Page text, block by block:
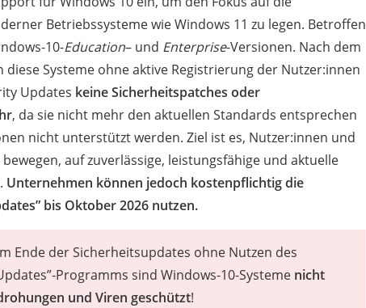
Betriebssysteme wie Windows 11 zu legen. Betroffen
10-Education– und Enterprise-Versionen. Nach dem
Systeme ohne aktive Registrierung der Nutzer:innen
Updates keine Sicherheitspatches oder
, da sie nicht mehr den aktuellen Standards entsprechen
nicht unterstützt werden. Ziel ist es, Nutzer:innen und
auf zuverlässige, leistungsfähige und aktuelle
Unternehmen können jedoch kostenpflichtig die
bis Oktober 2026 nutzen.
Ende der Sicherheitsupdates ohne Nutzen des
Programms sind Windows-10-Systeme nicht
und Viren geschützt!